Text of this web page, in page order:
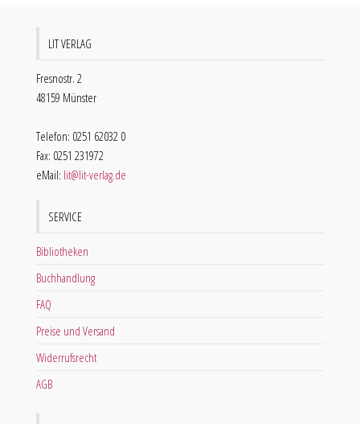
LIT VERLAG
Fresnostr. 2
48159 Münster
Telefon: 0251 62032 0
Fax: 0251 231972
eMail: lit@lit-verlag.de
SERVICE
Bibliotheken
Buchhandlung
FAQ
Preise und Versand
Widerrufsrecht
AGB